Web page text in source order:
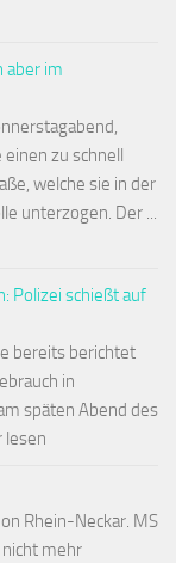
aber im
zu schnell
welche sie in der
unterzogen. Der ...
Polizei schießt auf
bereits berichtet
in
späten Abend des
lesen
Rhein-Neckar. MS
mehr